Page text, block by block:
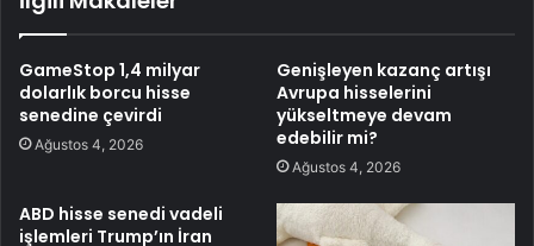
GameStop 1,4 milyar
dolarlık borcu hisse
senedine çevirdi
Ağustos 4, 2026
Genişleyen kazanç artışı
Avrupa hisselerini
yükseltmeye devam
edebilir mi?
Ağustos 4, 2026
ABD hisse senedi vadeli
işlemleri Trump’ın İran